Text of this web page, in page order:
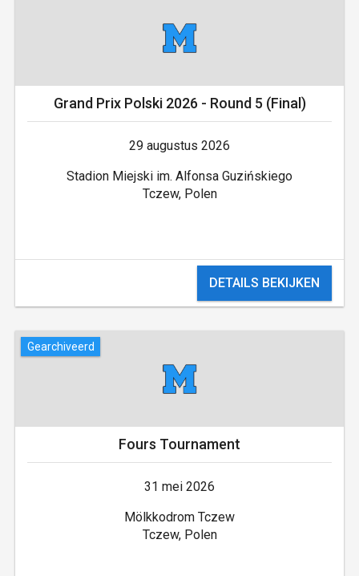
Grand Prix Polski 2026 - Round 5 (Final)
29 augustus 2026
Stadion Miejski im. Alfonsa Guzińskiego
Tczew, Polen
DETAILS BEKIJKEN
Gearchiveerd
Fours Tournament
31 mei 2026
Mölkkodrom Tczew
Tczew, Polen